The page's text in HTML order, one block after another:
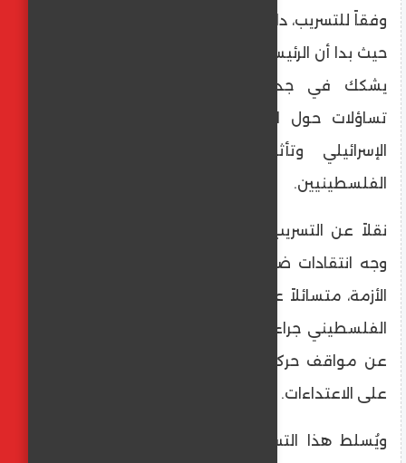
وفقاً للتسريب، دار نقاش حاد بين صالح ومشعل،
حيث بدا أن الرئيس اليمني السابق يتبنى موقفاً
يشكك في جدوى بعض التحركات ويطرح
تساؤلات حول المسؤولية عن جلب القصف
الإسرائيلي وتأثيره الكارثي على المدنيين
الفلسطينيين.
نقلاً عن التسريب: يشير التسريب إلى أن صالح
وجه انتقادات ضمنية أو مباشرة لأسلوب إدارة
الأزمة، متسائلاً عن الثمن الذي يدفعه الشعب
الفلسطيني جراء التصعيد، بينما دافع مشعل
عن مواقف حركته وحقها في المقاومة والرد
على الاعتداءات.
ويُسلط هذا التسريب الضوء على الانقسامات